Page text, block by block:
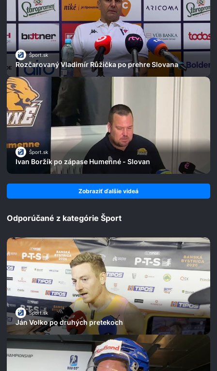
Šport.sk
Rozčarovaný Vladimír Růžička po prehre Slovana
Šport.sk
Ivan Boržík po zápase Humenné - Slovan
Zobraziť ďalšie videá
Odporúčané z kategórie Šport
Šport.sk
Ján Volko po druhých pretekoch